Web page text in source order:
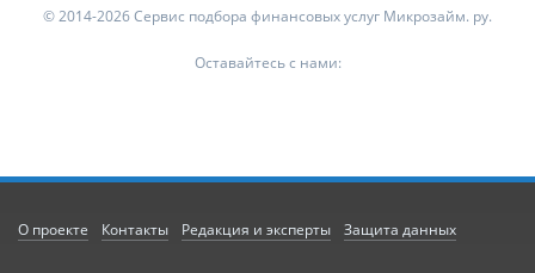
© 2014-2026 Сервис подбора финансовых услуг Микрозайм. ру.
Оставайтесь с нами:
О проекте Контакты Редакция и эксперты Защита данных